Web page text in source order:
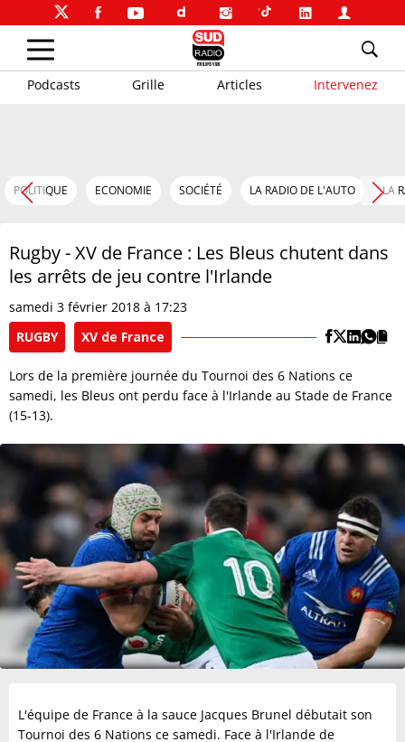
Podcasts Grille Articles Intervenez
POLITIQUE ECONOMIE SOCIÉTÉ LA RADIO DE L'AUTO LA
Rugby - XV de France : Les Bleus chutent dans
les arrêts de jeu contre l'Irlande
samedi 3 février 2018 à 17:23
RUGBY
XV de France
Lors de la première journée du Tournoi des 6 Nations ce
samedi, les Bleus ont perdu face à l'Irlande au Stade de France
(15-13).
L'équipe de France à la sauce Jacques Brunel débutait son
Tournoi des 6 Nations ce samedi. Face à l'Irlande de